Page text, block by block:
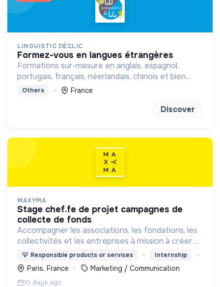
LINGUISTIC DÉCLIC
formez-vous en langues étrangères
Formations sur-mesure en anglais, espagnol,
portugais, français, néerlandais, chinois et bien
d'autres à distance ou en présentiel
Others France
Discover
MAXYMA
stage chef.fe de projet campagnes de
collecte de fonds
Accompagner les associations, les fondations, les
collectivités et les entreprises à mission à créer et
animer leur communauté d’engagement, au
service du bien commun.
💡 Responsible products or services Internship
Paris, France Marketing / Communication
10 days ago